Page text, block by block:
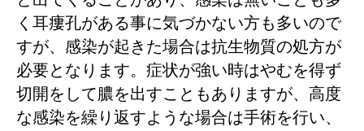
く耳瘻孔がある事に気づかない方も多いので
すが、感染が起きた場合は抗生物質の処方が
必要となります。症状が強い時はやむを得ず
切開をして膿を出すこともありますが、高度
な感染を繰り返すような場合は手術を行い、